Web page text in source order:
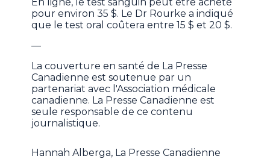
pour environ 35 $. Le Dr Rourke a indiqué
que le test oral coûtera entre 15 $ et 20 $.
—
La couverture en santé de La Presse
Canadienne est soutenue par un
partenariat avec l'Association médicale
canadienne. La Presse Canadienne est
seule responsable de ce contenu
journalistique.
Hannah Alberga, La Presse Canadienne